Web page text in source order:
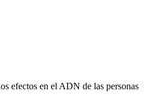
efectos en el ADN de las personas